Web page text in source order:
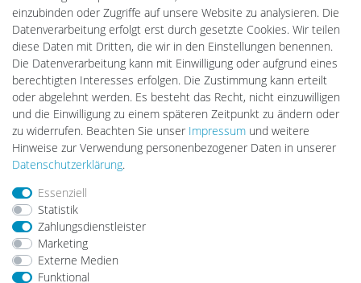
Gebrauchtlicht
Ledkauf
DEYESOLAR
Lightech Connect
CardanLight Europe
FORTIMO LEDs
LED-RETROSHOP
MeinUSB
Impressum
Barrierefreiheitserklärung
einzubinden oder Zugriffe auf unsere Website zu analysieren. Die
Datenverarbeitung erfolgt erst durch gesetzte Cookies. Wir teilen
diese Daten mit Dritten, die wir in den Einstellungen benennen.
Die Datenverarbeitung kann mit Einwilligung oder aufgrund eines
berechtigten Interesses erfolgen. Die Zustimmung kann erteilt
oder abgelehnt werden. Es besteht das Recht, nicht einzuwilligen
und die Einwilligung zu einem späteren Zeitpunkt zu ändern oder
zu widerrufen. Beachten Sie unser Impressum und weitere
Hinweise zur Verwendung personenbezogener Daten in unserer
Daten­schutz­erklärung.
Essenziell
Statistik
Zahlungsdienstleister
Marketing
Externe Medien
Funktional